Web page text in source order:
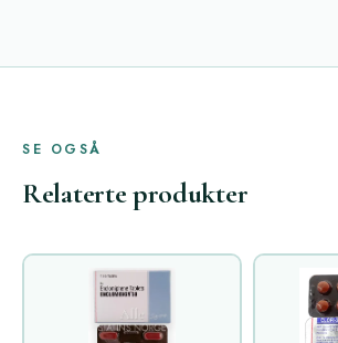
SE OGSÅ
Relaterte produkter